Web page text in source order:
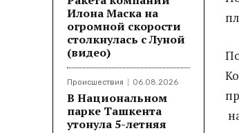
Илона Маска на
огромной скорости
столкнулась с Луной
(видео)
Происшествия 06.08.2026
В Национальном
парке Ташкента
утонула 5-летняя